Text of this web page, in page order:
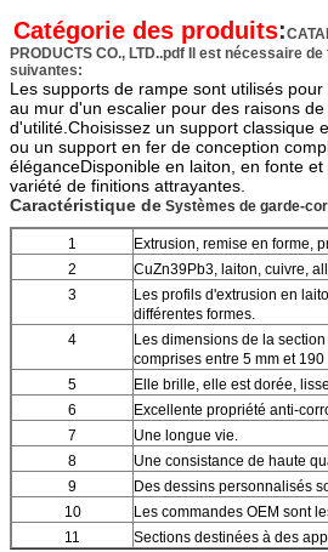
Catégorie des produits:
PRODUCTS CO., LTD..pdf Il est nécessaire
suivantes:
Les supports de rampe sont utilisés
au mur d'un escalier pour des raisons
d'utilité.Choisissez un support classique
ou un support en fer de conception
éléganceDisponible en laiton, en fonte
variété de finitions attrayantes.
Caractéristique de Systèmes de garde-
1
Extrusion, remise en forme,
2
CuZn39Pb3, laiton, cuivre,
3
Les profils d'extrusion en
différentes formes.
4
Les dimensions de la
comprises entre 5 mm et 190
5
Elle brille, elle est dorée,
6
Excellente propriété anti-
7
Une longue vie.
8
Une consistance de haute
9
Des dessins personnalisés
10
Les commandes OEM sont
11
Sections destinées à des